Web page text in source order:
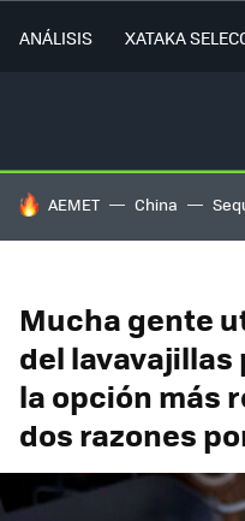
ANÁLISIS XATAKA
HOY SE HABLA DE
AEMET China
Mucha gente
del lavavajillas
la opción más
dos razones